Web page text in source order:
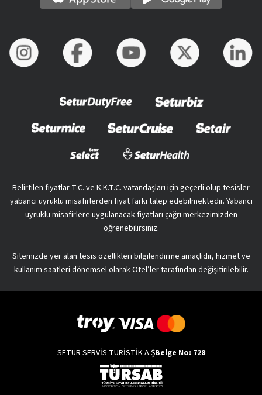
Belirtilen fiyatlar T.C. ve K.K.T.C. vatandaşları için geçerli olup tesisler
yabancı uyruklu misafirlerden fiyat farkı talep edebilmektedir. Yabancı
uyruklu misafirlere uygulanacak fiyatları çağrı merkezimizden
öğrenebilirsiniz.
Sitemizde yer alan tesis özellikleri bilgilendirme amaçlıdır, hizmet ve
kullanım saatleri dönemsel olarak Otel’ler tarafından değişitirilebilir.
SETUR SERVİS TURİSTİK A.ŞBelge No: 728